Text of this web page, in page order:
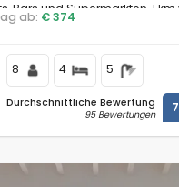
Bars und Supermärkten, 1
und 1 km vom Mittelmeer,
ab: € 374
8 4 5
Durchschnittliche Bewertung
95 Bewertungen